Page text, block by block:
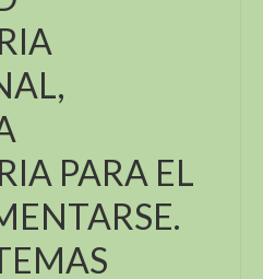
PARA EL